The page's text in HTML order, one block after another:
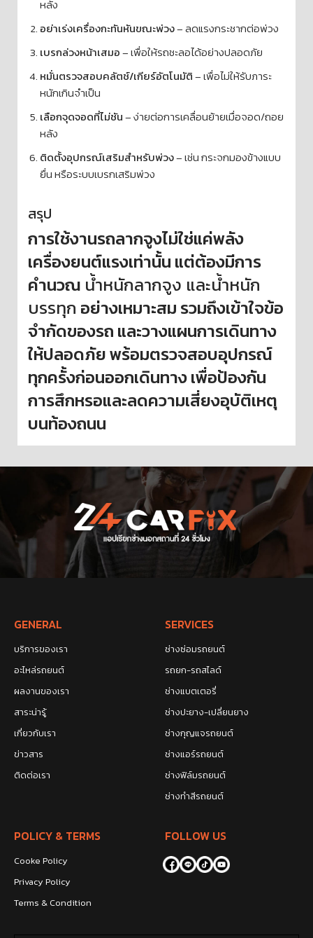
หลัง
อย่าเร่งเครื่องกะทันหันขณะพ่วง– ลดแรงกระชากต่อพ่วง
เบรกล่วงหน้าเสมอ– เพื่อให้รถชะลอได้อย่างปลอดภัย
หมั่นตรวจสอบคลัตช์/เกียร์อัตโนมัติ– เพื่อไม่ให้รับภาระ
หนักเกินจำเป็น
เลือกจุดจอดที่ไม่ชัน– ง่ายต่อการเคลื่อนย้ายเมื่อจอด/ถอย
หลัง
ติดตั้งอุปกรณ์เสริมสำหรับพ่วง– เช่น กระจกมองข้างแบบ
ยื่น หรือระบบเบรกเสริมพ่วง
สรุป
การใช้งานรถลากจูงไม่ใช่แค่พลัง
เครื่องยนต์แรงเท่านั้น แต่ต้องมีการ
คำนวณ น้ำหนักลากจูง และน้ำหนัก
บรรทุก อย่างเหมาะสม รวมถึงเข้าใจข้อ
จำกัดของรถ และวางแผนการเดินทาง
ให้ปลอดภัย พร้อมตรวจสอบอุปกรณ์
ทุกครั้งก่อนออกเดินทาง เพื่อป้องกัน
การสึกหรอและลดความเสี่ยงอุบัติเหตุ
บนท้องถนน
GENERAL
บริการของเรา
อะไหล่รถยนต์
ผลงานของเรา
สาระน่ารู้
เกี่ยวกับเรา
ข่าวสาร
ติดต่อเรา
SERVICES
ช่างซ่อมรถยนต์
รถยก-รถสไลด์
ช่างแบตเตอรี่
ช่างปะยาง-เปลี่ยนยาง
ช่างกุญแจรถยนต์
ช่างแอร์รถยนต์
ช่างฟิล์มรถยนต์
ช่างทำสีรถยนต์
POLICY & TERMS
Cooke Policy
Privacy Policy
Terms & Condition
FOLLOW US